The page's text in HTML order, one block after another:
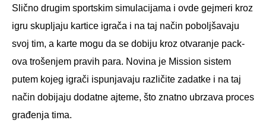
Slično drugim sportskim simulacijama i ovde gejmeri kroz
igru skupljaju kartice igrača i na taj način poboljšavaju
svoj tim, a karte mogu da se dobiju kroz otvaranje pack-
ova trošenjem pravih para. Novina je Mission sistem
putem kojeg igrači ispunjavaju različite zadatke i na taj
način dobijaju dodatne ajteme, što znatno ubrzava proces
građenja tima.